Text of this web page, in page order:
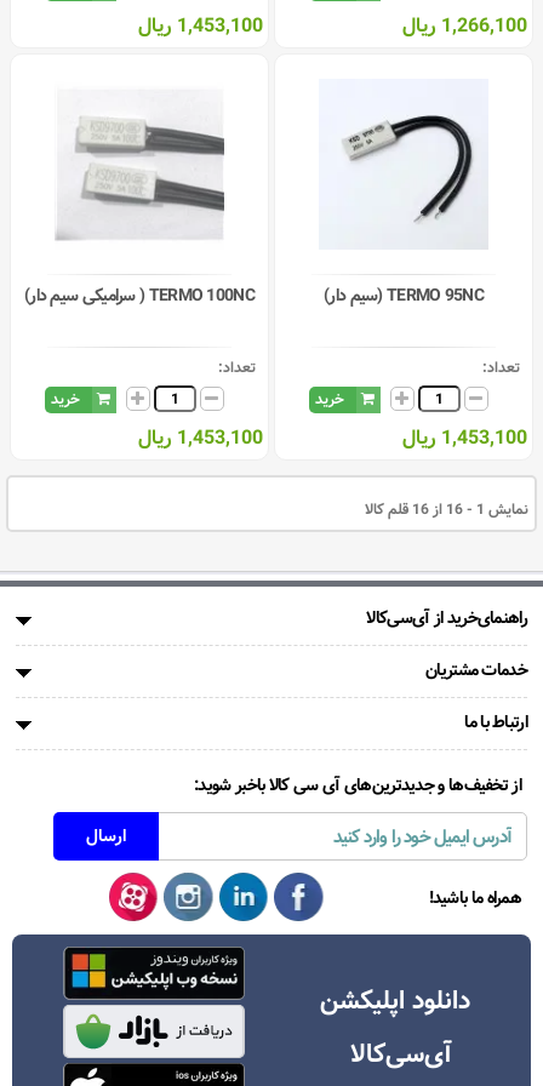
1,266,100 ریال 1,453,100 ریال
TERMO 95NC (سیم دار)
تعداد:
خرید
1,453,100 ریال
TERMO 100NC ( سرامیکی سیم دار)
تعداد:
خرید
1,453,100 ریال
نمایش 1 - 16 از 16 قلم کالا
راهنمای‌خرید از آی‌سی‌کالا
خدمات مشتریان
ارتباط با ما
از تخفیف‌ها و جدیدترین‌های آی سی کالا باخبر شوید:
همراه ما باشید!
دانلود اپلیکشن
آی‌سی‌کالا